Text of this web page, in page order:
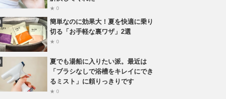
★ 0
簡単なのに効果大！夏を快適に乗り
切る「お手軽な裏ワザ」2選
★ 0
夏でも湯船に入りたい派。最近は
「ブラシなしで浴槽をキレイにでき
るミスト」に頼りっきりです
★ 0